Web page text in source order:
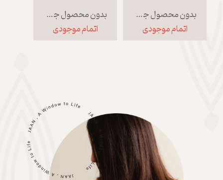
بدون محصول جهت نمایش
اتمام موجودی
بدون محصول جهت نمایش
اتمام موجودی